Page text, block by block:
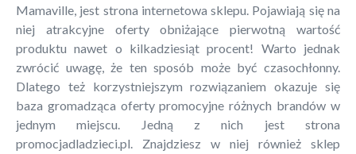
Mamaville, jest strona internetowa sklepu. Pojawiają się na
niej atrakcyjne oferty obniżające pierwotną wartość
produktu nawet o kilkadziesiąt procent! Warto jednak
zwrócić uwagę, że ten sposób może być czasochłonny.
Dlatego też korzystniejszym rozwiązaniem okazuje się
baza gromadząca oferty promocyjne różnych brandów w
jednym miejscu. Jedną z nich jest strona
promocjadladzieci.pl. Znajdziesz w niej również sklep